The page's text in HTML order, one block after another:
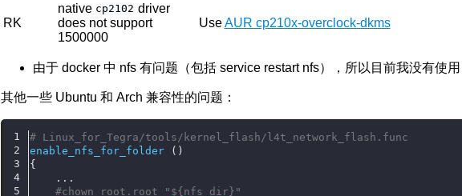
RK
native cp2102 driver
does not support
1500000
UseAUR cp210x-overclock-dkms
由于 docker 中 nfs 有问题（包括 service restart nfs），所以目前我没有使
其他一些 Ubuntu 和 Arch 兼容性的问题：
# Linux_for_Tegra/tools/kernel_flash/l4t_network_flash.func
enable_nfs_for_folder ()
{
    ...
#chown root.root "${nfs_dir}"